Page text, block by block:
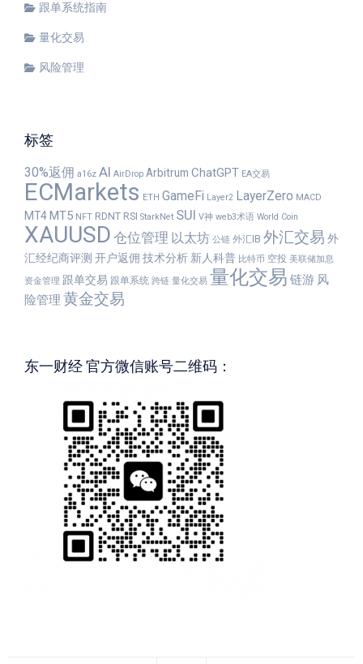
跟单系统指南
量化交易
风险管理
标签
30%返佣 a16z AI AirDrop Arbitrum ChatGPT EA交易
ECMarkets ETH GameFi Layer2 LayerZero MACD
MT4MT5 NFT RDNT RSI StarkNet SUI V神 web3术语 World Coin
XAUUSD 仓位管理 以太坊 公链 外汇IB 外汇交易 外
汇经纪商评测 开户返佣 技术分析 新人科普 比特币 空投 美联储加息
资金管理 跟单交易 跟单系统 跨链 量化交易 量化交易 链游 风
险管理 黄金交易
东一财经 官方微信账号二维码：